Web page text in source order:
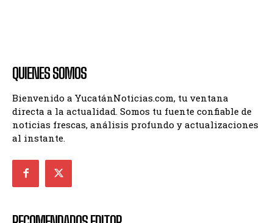
QUIENES SOMOS
Bienvenido a YucatánNoticias.com, tu ventana
directa a la actualidad. Somos tu fuente confiable de
noticias frescas, análisis profundo y actualizaciones
al instante.